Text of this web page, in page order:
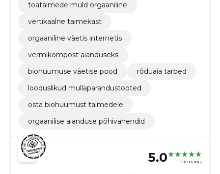
toataimede muld orgaaniline
vertikaalne taimekast
orgaaniline väetis internetis
vermikompost aianduseks
biohuumuse väetise pood
rõduaia tarbed
looduslikud mullaparandustooted
osta biohuumust taimedele
orgaanilise aianduse põhivahendid
5.0 1 hinnang